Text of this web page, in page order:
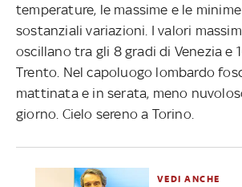
temperature, le massime e le
sostanziali variazioni. I valori
oscillano tra gli 8 gradi di Venezia e
Trento. Nel capoluogo lombardo
mattinata e in serata, meno
giorno. Cielo sereno a Torino.
VEDI ANCHE